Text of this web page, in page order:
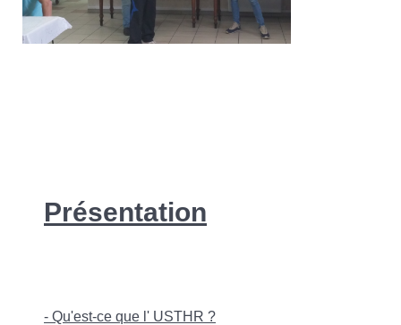
Présentation
- Qu'est-ce que l' USTHR ?